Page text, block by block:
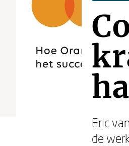
Eric
de